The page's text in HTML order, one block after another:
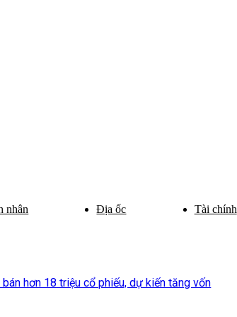
nhân Địa ốc Tài chính
hơn 18 triệu cổ phiếu, dự kiến tăng vốn